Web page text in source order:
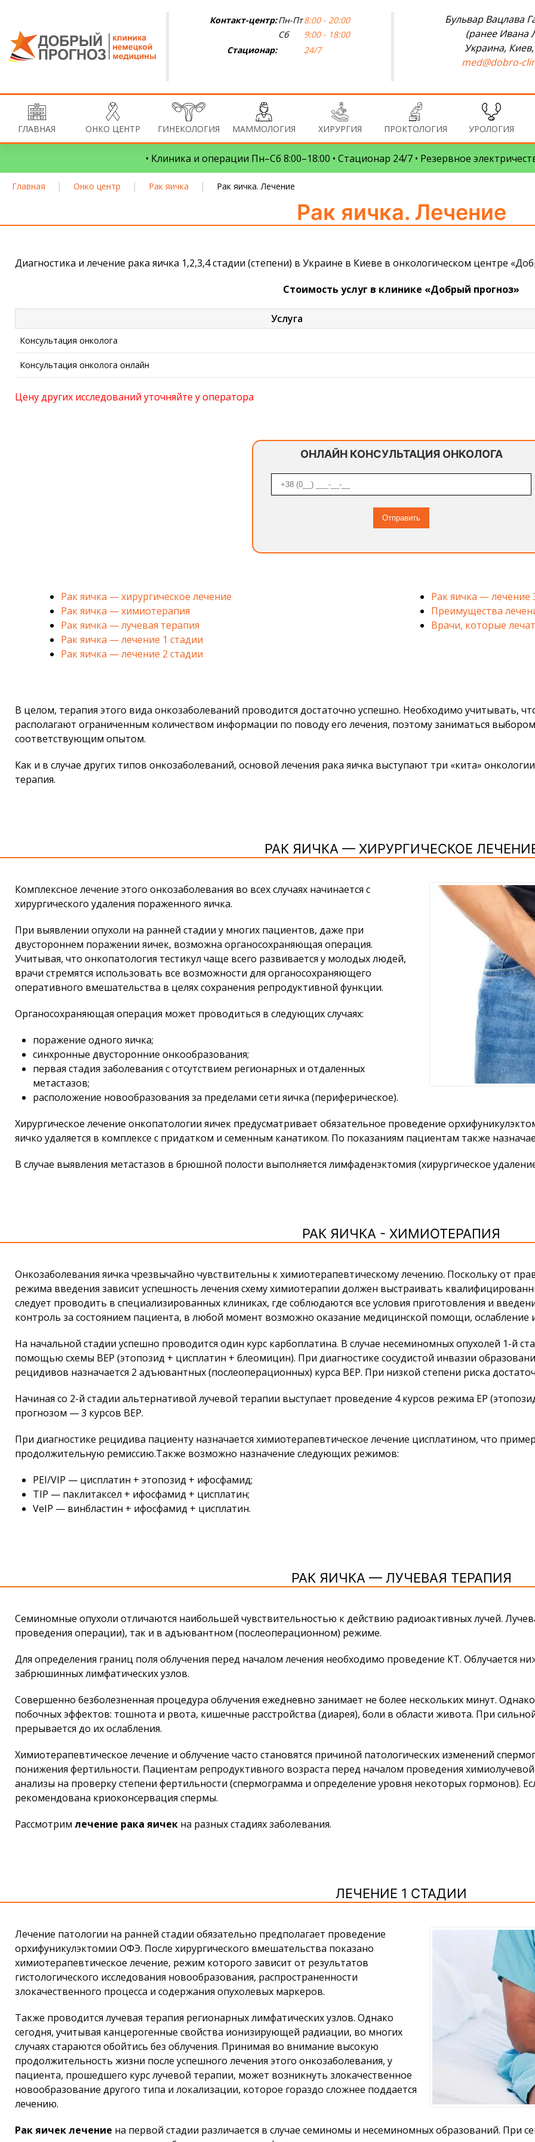
Контакт-центр:Пн-Пт
Сб
8:00 - 20:00
9:00 - 18:00
Стационар:
24/7
Бульвар Вацлава
(ранее Ивана
Украина,
med@dobro-
ГЛАВНАЯ ОНКО ЦЕНТР ГИНЕКОЛОГИЯ МАММОЛОГИЯ ХИРУРГИЯ ПРОКТОЛОГИЯ УРОЛОГИЯ
• Клиника и операции Пн–Сб 8:00–18:00 • Стационар 24/7 • Резервное
Главная | Онко центр | Рак яичка | Рак яичка. Лечение
Рак яичка. Лечение
Диагностика и лечение рака яичка 1,2,3,4 стадии (степени) в Украине в Киеве в онкологическом центре
Стоимость услуг в клинике «Добрый прогноз»
Услуга
Консультация онколога
Консультация онколога онлайн
Цену других исследований уточняйте у оператора
ОНЛАЙН КОНСУЛЬТАЦИЯ ОНКОЛОГА
Рак яичка — хирургическое лечение
Рак яичка — химиотерапия
Рак яичка — лучевая терапия
Рак яичка — лечение 1 стадии
Рак яичка — лечение 2 стадии
Рак яичка — лечение
Преимущества
Врачи, которые
В целом, терапия этого вида онкозаболеваний проводится достаточно успешно. Необходимо учитывать,
располагают ограниченным количеством информации по поводу его лечения, поэтому заниматься
соответствующим опытом.
Как и в случае других типов онкозаболеваний, основой лечения рака яичка выступают три «кита»
терапия.
РАК ЯИЧКА — ХИРУРГИЧЕСКОЕ
Комплексное лечение этого онкозаболевания во всех случаях начинается с
хирургического удаления пораженного яичка.
При выявлении опухоли на ранней стадии у многих пациентов, даже при
двустороннем поражении яичек, возможна органосохраняющая операция.
Учитывая, что онкопатология тестикул чаще всего развивается у молодых людей,
врачи стремятся использовать все возможности для органосохраняющего
оперативного вмешательства в целях сохранения репродуктивной функции.
Органосохраняющая операция может проводиться в следующих случаях:
поражение одного яичка;
синхронные двусторонние онкообразования;
первая стадия заболевания с отсутствием регионарных и отдаленных
метастазов;
расположение новообразования за пределами сети яичка (периферическое).
Хирургическое лечение онкопатологии яичек предусматривает обязательное проведение
яичко удаляется в комплексе с придатком и семенным канатиком. По показаниям пациентам также
В случае выявления метастазов в брюшной полости выполняется лимфаденэктомия (хирургическое
РАК ЯИЧКА - ХИМИОТЕРАПИЯ
Онкозаболевания яичка чрезвычайно чувствительны к химиотерапевтическому лечению. Поскольку от
режима введения зависит успешность лечения схему химиотерапии должен выстраивать
следует проводить в специализированных клиниках, где соблюдаются все условия приготовления и
контроль за состоянием пациента, в любой момент возможно оказание медицинской помощи, ослабление
На начальной стадии успешно проводится один курс карбоплатина. В случае несеминомных опухолей 1-й
помощью схемы BEP (этопозид + цисплатин + блеомицин). При диагностике сосудистой инвазии
рецидивов назначается 2 адъювантных (послеоперационных) курса BEP. При низкой степени риска
Начиная со 2-й стадии альтернативой лучевой терапии выступает проведение 4 курсов режима ЕР
прогнозом — 3 курсов BEP.
При диагностике рецидива пациенту назначается химиотерапевтическое лечение цисплатином, что
продолжительную ремиссию.Также возможно назначение следующих режимов:
PEI/VIP — цисплатин + этопозид + ифосфамид;
TIP — паклитаксел + ифосфамид + цисплатин;
VeIP — винбластин + ифосфамид + цисплатин.
РАК ЯИЧКА — ЛУЧЕВАЯ ТЕРАПИЯ
Семиномные опухоли отличаются наибольшей чувствительностью к действию радиоактивных лучей.
проведения операции), так и в адъювантном (послеоперационном) режиме.
Для определения границ поля облучения перед началом лечения необходимо проведение КТ. Облучается
забрюшинных лимфатических узлов.
Совершенно безболезненная процедура облучения ежедневно занимает не более нескольких минут.
побочных эффектов: тошнота и рвота, кишечные расстройства (диарея), боли в области живота. При
прерывается до их ослабления.
Химиотерапевтическое лечение и облучение часто становятся причиной патологических изменений
понижения фертильности. Пациентам репродуктивного возраста перед началом проведения
анализы на проверку степени фертильности (спермограмма и определение уровня некоторых гормонов).
рекомендована криоконсервация спермы.
Рассмотрим лечение рака яичек на разных стадиях заболевания.
ЛЕЧЕНИЕ 1 СТАДИИ
Лечение патологии на ранней стадии обязательно предполагает проведение
орхифуникулэктомии ОФЭ. После хирургического вмешательства показано
химиотерапевтическое лечение, режим которого зависит от результатов
гистологического исследования новообразования, распространенности
злокачественного процесса и содержания опухолевых маркеров.
Также проводится лучевая терапия регионарных лимфатических узлов. Однако
сегодня, учитывая канцерогенные свойства ионизирующей радиации, во многих
случаях стараются обойтись без облучения. Принимая во внимание высокую
продолжительность жизни после успешного лечения этого онкозаболевания, у
пациента, прошедшего курс лучевой терапии, может возникнуть злокачественное
новообразование другого типа и локализации, которое гораздо сложнее поддается
лечению.
Рак яичек лечение на первой стадии различается в случае семиномы и несеминомных образований. При